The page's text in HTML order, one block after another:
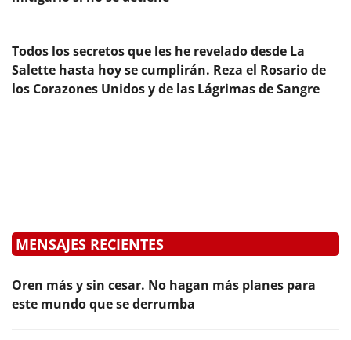
Todos los secretos que les he revelado desde La
Salette hasta hoy se cumplirán. Reza el Rosario de
los Corazones Unidos y de las Lágrimas de Sangre
MENSAJES RECIENTES
Oren más y sin cesar. No hagan más planes para
este mundo que se derrumba